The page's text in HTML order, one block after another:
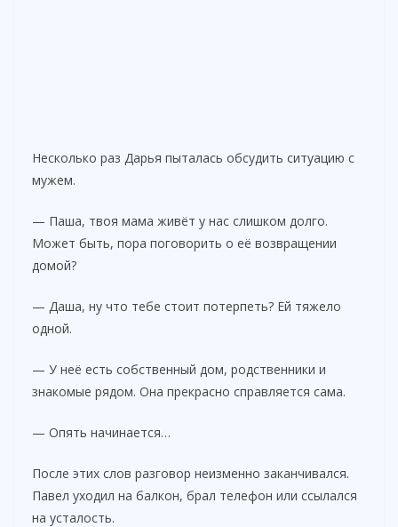
Несколько раз Дарья пыталась обсудить ситуацию с
мужем.
— Паша, твоя мама живёт у нас слишком долго.
Может быть, пора поговорить о её возвращении
домой?
— Даша, ну что тебе стоит потерпеть? Ей тяжело
одной.
— У неё есть собственный дом, родственники и
знакомые рядом. Она прекрасно справляется сама.
— Опять начинается…
После этих слов разговор неизменно заканчивался.
Павел уходил на балкон, брал телефон или ссылался
на усталость.